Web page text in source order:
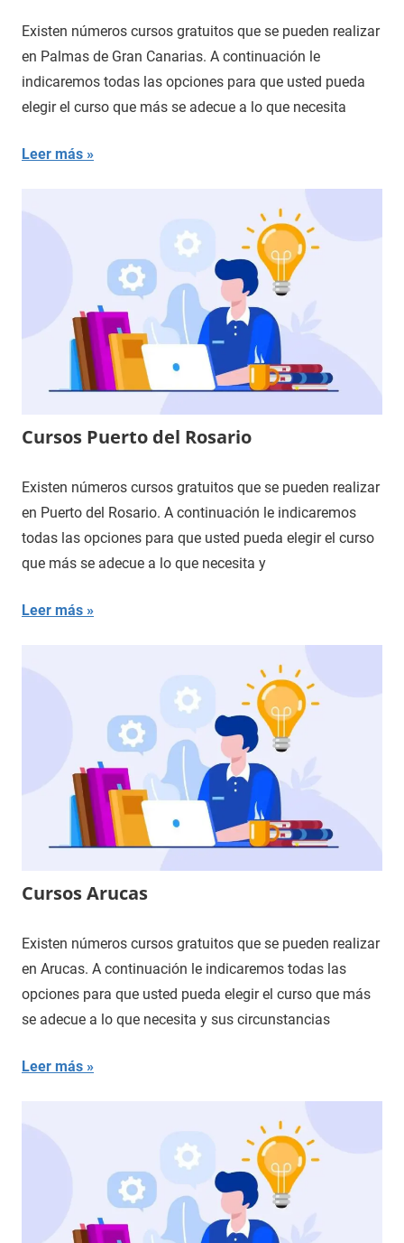
Existen números cursos gratuitos que se pueden realizar
en Palmas de Gran Canarias. A continuación le
indicaremos todas las opciones para que usted pueda
elegir el curso que más se adecue a lo que necesita
Leer más
Cursos Puerto del Rosario
Existen números cursos gratuitos que se pueden realizar
en Puerto del Rosario. A continuación le indicaremos
todas las opciones para que usted pueda elegir el curso
que más se adecue a lo que necesita y
Leer más
Cursos Arucas
Existen números cursos gratuitos que se pueden realizar
en Arucas. A continuación le indicaremos todas las
opciones para que usted pueda elegir el curso que más
se adecue a lo que necesita y sus circunstancias
Leer más